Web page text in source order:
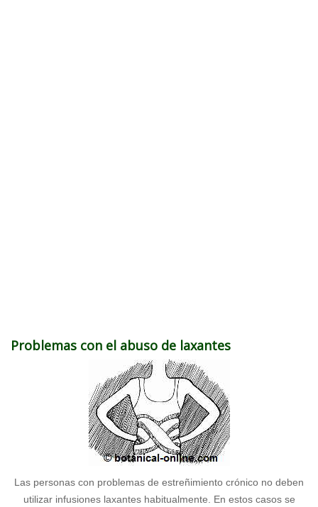
Problemas con el abuso de laxantes
Las personas con problemas de estreñimiento crónico no deben
utilizar infusiones laxantes habitualmente. En estos casos se